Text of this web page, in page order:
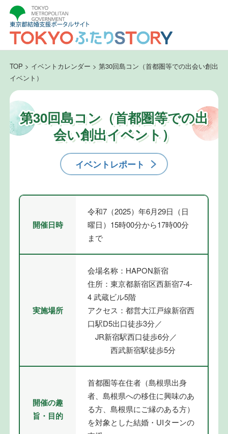
TOP > イベントカレンダー > 第30回島コン（首都圏等での出会い創出
イベント）
第30回島コン（首都圏等での出
会い創出イベント）
イベントレポート
開催日時
令和7（2025）年6月29日（日
曜日）15時00分から17時00分
まで
実施場所
会場名称：HAPON新宿
住所：東京都新宿区西新宿7-4-
4 武蔵ビル5階
アクセス：都営大江戸線新宿西
口駅D5出口徒歩3分／
JR新宿駅西口徒歩6分／
西武新宿駅徒歩5分
開催の趣
旨・目的
首都圏等在住者（島根県出身
者、島根県への移住に興味のあ
る方、島根県にご縁のある方）
を対象とした結婚・UIターンの